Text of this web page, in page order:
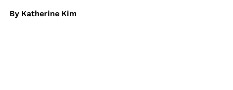
By Katherine Kim